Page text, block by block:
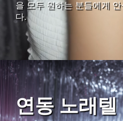
을 모두 원하는 분들에게 안
다.
연동 노래텔